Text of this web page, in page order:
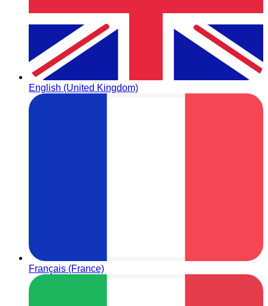
English (United Kingdom)
Français (France)